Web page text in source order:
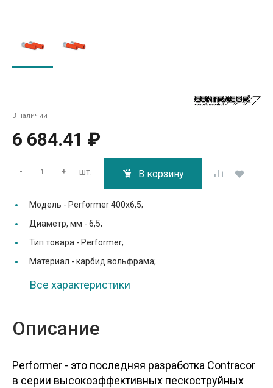
В наличии
6 684.41 ₽
- + шт. В корзину
Модель - Performer 400х6,5;
Диаметр, мм - 6,5;
Тип товара - Performer;
Материал - карбид вольфрама;
Все характеристики
Описание
Performer - это последняя разработка Contracor
в серии высокоэффективных пескоструйных